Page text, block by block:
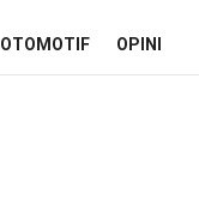
OTOMOTIF OPINI